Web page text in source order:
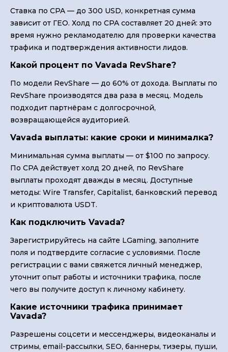
Ставка по CPA — до 300 USD, конкретная сумма
зависит от ГЕО. Холд по CPA составляет 20 дней: это
время нужно рекламодателю для проверки качества
трафика и подтверждения активности лидов.
Какой процент по Vavada RevShare?
По модели RevShare — до 60% от дохода. Выплаты по
RevShare производятся два раза в месяц. Модель
подходит партнёрам с долгосрочной,
возвращающейся аудиторией.
Vavada выплаты: какие сроки и минималка?
Минимальная сумма выплаты — от $100 по запросу.
По CPA действует холд 20 дней, по RevShare
выплаты проходят дважды в месяц. Доступные
методы: Wire Transfer, Capitalist, банковский перевод
и криптовалюта USDT.
Как подключить Vavada?
Зарегистрируйтесь на сайте LGaming, заполните
поля и подтвердите согласие с условиями. После
регистрации с вами свяжется личный менеджер,
уточнит опыт работы и источники трафика, после
чего вы получите доступ к личному кабинету.
Какие источники трафика принимает
Vavada?
Разрешены соцсети и мессенджеры, видеоканалы и
стримы, email-рассылки, SEO, баннеры, тизеры, пуши,